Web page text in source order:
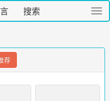
切
换
搜索
荐